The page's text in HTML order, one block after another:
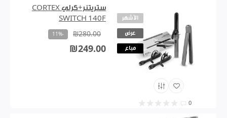
الأشهر
عرض
مباع
0
ستريتنر+كرلي CORTEX
SWITCH 140F
₪280.00
-11%
₪249.00